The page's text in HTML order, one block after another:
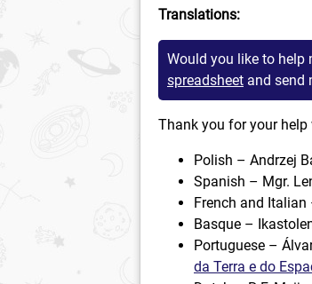
Translations:
Would you like to help
spreadsheet and send
Thank you for your
Polish – Andrzej
Spanish – Mgr.
French and
Basque –
Portuguese –
da Terra e do